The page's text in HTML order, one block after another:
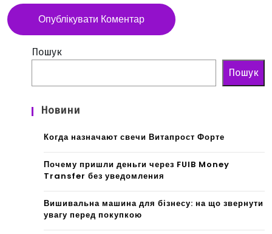
Пошук
Пошук
Новини
Когда назначают свечи Витапрост Форте
Почему пришли деньги через FUIB Money
Transfer без уведомления
Вишивальна машина для бізнесу: на що звернути
увагу перед покупкою